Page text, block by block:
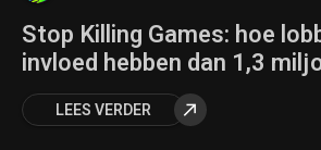
Stop Killing Games: hoe
invloed hebben dan 1,3
LEES VERDER